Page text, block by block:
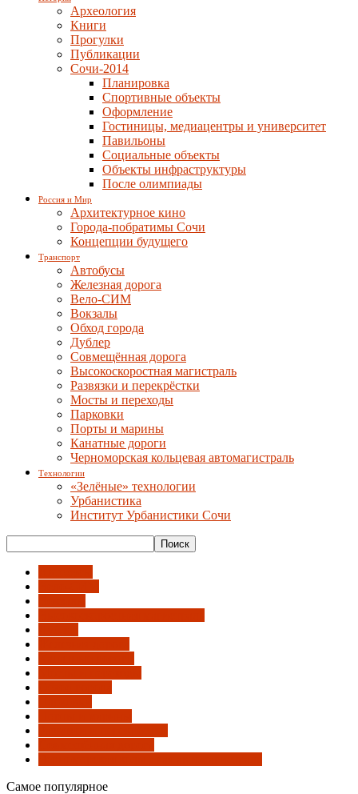
Археология
Книги
Прогулки
Публикации
Сочи-2014
Планировка
Спортивные объекты
Оформление
Гостиницы, медиацентры и университет
Павильоны
Социальные объекты
Объекты инфраструктуры
После олимпиады
Россия и Мир
Архитектурное кино
Города-побратимы Сочи
Концепции будущего
Транспорт
Автобусы
Железная дорога
Вело-СИМ
Вокзалы
Обход города
Дублер
Совмещённая дорога
Высокоскоростная магистраль
Развязки и перекрёстки
Мосты и переходы
Парковки
Порты и марины
Канатные дороги
Черноморская кольцевая автомагистраль
Технологии
«Зелёные» технологии
Урбанистика
Институт Урбанистики Сочи
Самое популярное